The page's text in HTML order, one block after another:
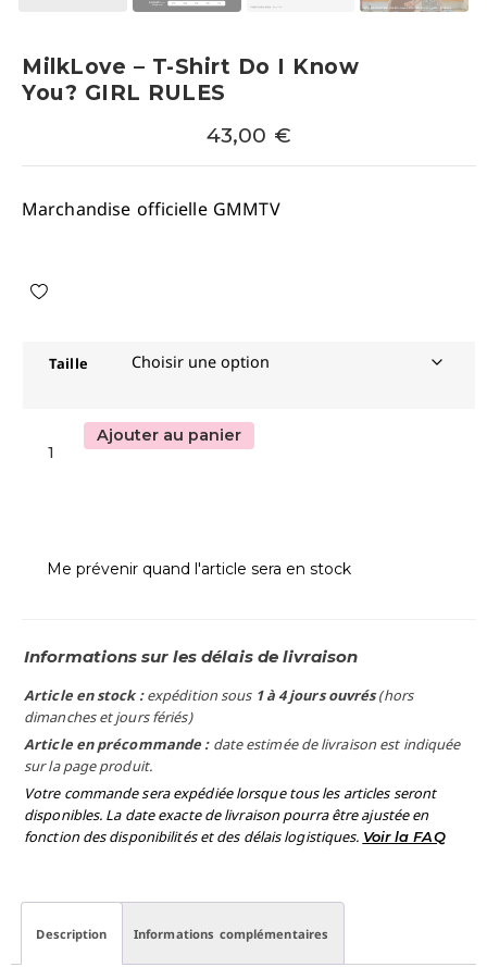
MilkLove – T-Shirt Do I Know
You? GIRL RULES
43,00 €
Marchandise officielle GMMTV
Taille
Ajouter au panier
Me prévenir quand l'article sera en stock
Informations sur les délais de livraison
Article en stock :expédition sous 1 à 4 jours ouvrés(hors
dimanches et jours fériés)
Article en précommande : date estimée de livraison est indiquée
sur la page produit.
Votre commande sera expédiée lorsque tous les articles seront
disponibles. La date exacte de livraison pourra être ajustée en
fonction des disponibilités et des délais logistiques. Voir la FAQ
Description Informations complémentaires